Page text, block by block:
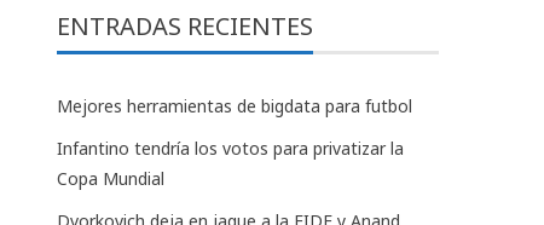
ENTRADAS RECIENTES
Mejores herramientas de bigdata para futbol
Infantino tendría los votos para privatizar la
Copa Mundial
Dvorkovich deja en jaque a la FIDE y Anand